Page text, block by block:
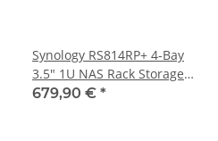
Synology RS814RP+ 4-Bay
3.5" 1U NAS Rack Storage
Intel Atom D2700 CPU Rack
679,90 € *